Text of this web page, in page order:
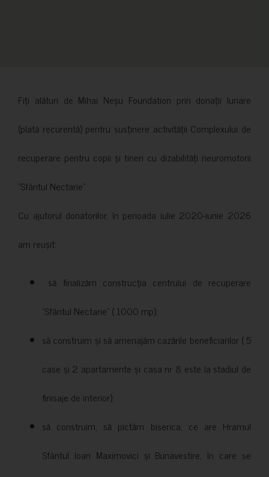
Fiți alături de Mihai Neșu Foundation prin donații lunare
(plată recurentă) pentru susținere activității Complexului de
recuperare pentru copii și tineri cu dizabilități neuromotorii
”Sfântul Nectarie”.
Cu ajutorul donatorilor, în perioada iulie 2020-iunie 2026
am reușit:
să finalizăm construcția centrului de recuperare
”Sfântul Nectarie” ( 1000 mp);
să construim și să amenajăm cazările beneficiarilor ( 5
case și 2 apartamente și casa nr 8 este la stadiul de
finisaje de interior);
să construim, să pictăm biserica, ce are Hramul
Sfântul Ioan Maximovici și Bunavestire, în care se